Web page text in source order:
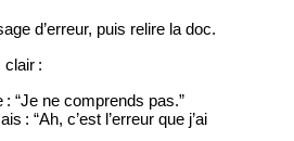
d’erreur, puis relire la doc.
clair :
“Je ne comprends pas.”
: “Ah, c’est l’erreur que j’ai